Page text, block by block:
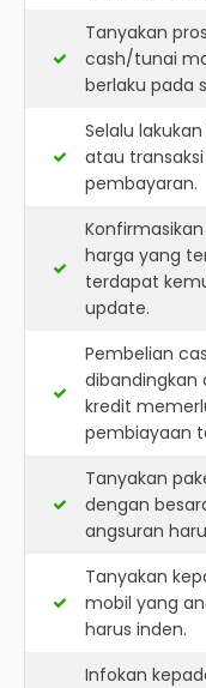
Tanyakan
cash/tunai
berlaku pada
Selalu
atau
pembayaran.
harga yang
terdapat
update.
Pembelian
dibandingkan
kredit
pembiayaan
Tanyakan
dengan
angsuran
Tanyakan
mobil yang
harus inden.
Infokan